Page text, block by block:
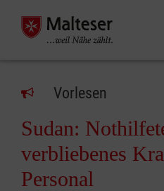
Vorlesen
Sudan:
verbliebenes
Personal